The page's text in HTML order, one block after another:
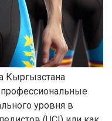
Кыргызстана
уровня в